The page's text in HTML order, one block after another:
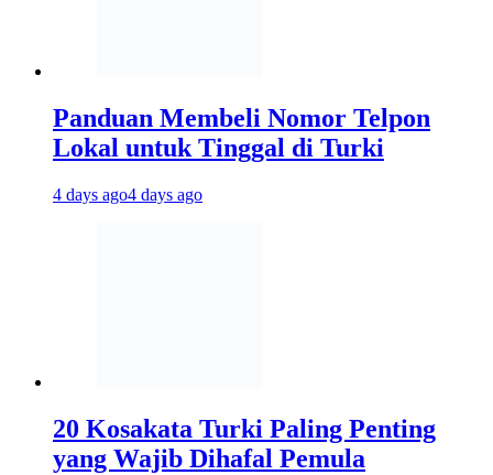
Panduan Membeli Nomor Telpon
Lokal untuk Tinggal di Turki
4 days ago4 days ago
20 Kosakata Turki Paling Penting
yang Wajib Dihafal Pemula